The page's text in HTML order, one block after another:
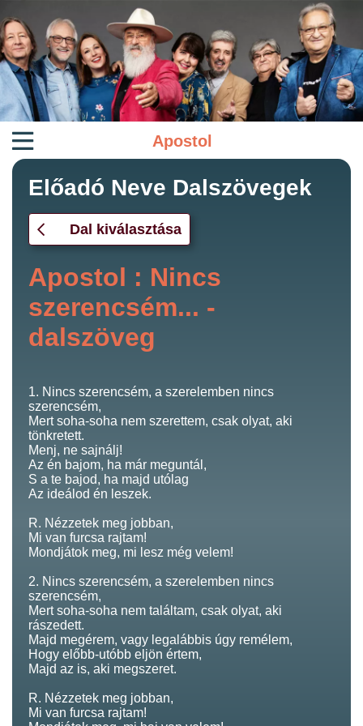
Apostol
Előadó Neve Dalszövegek
Dal kiválasztása
Apostol : Nincs
szerencsém... -
dalszöveg
1. Nincs szerencsém, a szerelemben nincs
szerencsém,
Mert soha-soha nem szerettem, csak olyat, aki
tönkretett.
Menj, ne sajnálj!
Az én bajom, ha már meguntál,
S a te bajod, ha majd utólag
Az ideálod én leszek.
R. Nézzetek meg jobban,
Mi van furcsa rajtam!
Mondjátok meg, mi lesz még velem!
2. Nincs szerencsém, a szerelemben nincs
szerencsém,
Mert soha-soha nem találtam, csak olyat, aki
rászedett.
Majd megérem, vagy legalábbis úgy remélem,
Hogy előbb-utóbb eljön értem,
Majd az is, aki megszeret.
R. Nézzetek meg jobban,
Mi van furcsa rajtam!